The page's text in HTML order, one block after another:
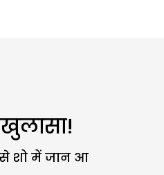
खुलासा!
से शो में जान आ